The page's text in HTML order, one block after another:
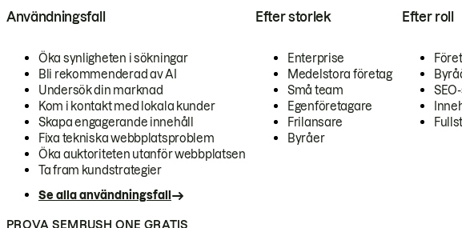
Användningsfall
Öka synligheten i sökningar
Bli rekommenderad av AI
Undersök din marknad
Kom i kontakt med lokala kunder
Skapa engagerande innehåll
Fixa tekniska webbplatsproblem
Öka auktoriteten utanför webbplatsen
Ta fram kundstrategier
Se alla användningsfall
Efter storlek
Enterprise
Medelstora företag
Små team
Egenföretagare
Frilansare
Byråer
Efter roll
PROVA SEMRUSH ONE GRATIS